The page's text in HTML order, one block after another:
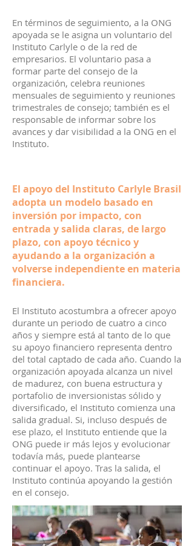
En términos de seguimiento, a la ONG
apoyada se le asigna un voluntario del
Instituto Carlyle o de la red de
empresarios. El voluntario pasa a
formar parte del consejo de la
organización, celebra reuniones
mensuales de seguimiento y reuniones
trimestrales de consejo; también es el
responsable de informar sobre los
avances y dar visibilidad a la ONG en el
Instituto.
El apoyo del Instituto Carlyle Brasil
adopta un modelo basado en
inversión por impacto, con
entrada y salida claras, de largo
plazo, con apoyo técnico y
ayudando a la organización a
volverse independiente en materia
financiera.
El Instituto acostumbra a ofrecer apoyo
durante un periodo de cuatro a cinco
años y siempre está al tanto de lo que
su apoyo financiero representa dentro
del total captado de cada año. Cuando la
organización apoyada alcanza un nivel
de madurez, con buena estructura y
portafolio de inversionistas sólido y
diversificado, el Instituto comienza una
salida gradual. Si, incluso después de
ese plazo, el Instituto entiende que la
ONG puede ir más lejos y evolucionar
todavía más, puede plantearse
continuar el apoyo. Tras la salida, el
Instituto continúa apoyando la gestión
en el consejo.